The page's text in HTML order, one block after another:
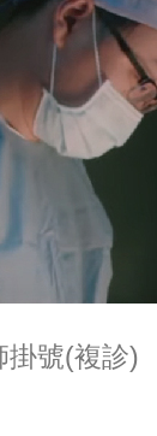
掛號(複診)